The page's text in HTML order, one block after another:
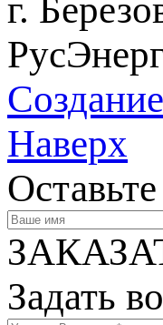
г.
Наверх
Задать